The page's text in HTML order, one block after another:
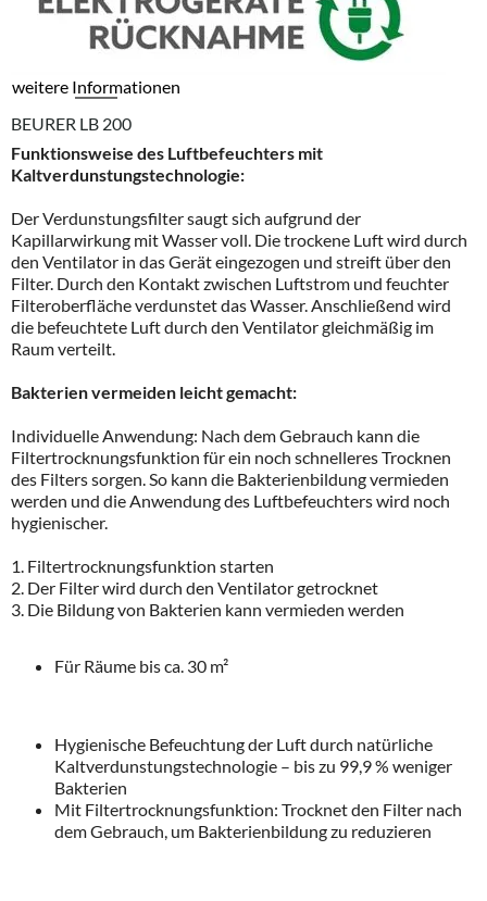
weitere Informationen
BEURER LB 200
Funktionsweise des Luftbefeuchters mit
Kaltverdunstungstechnologie:
Der Verdunstungsfilter saugt sich aufgrund der
Kapillarwirkung mit Wasser voll. Die trockene Luft wird durch
den Ventilator in das Gerät eingezogen und streift über den
Filter. Durch den Kontakt zwischen Luftstrom und feuchter
Filteroberfläche verdunstet das Wasser. Anschließend wird
die befeuchtete Luft durch den Ventilator gleichmäßig im
Raum verteilt.
Bakterien vermeiden leicht gemacht:
Individuelle Anwendung: Nach dem Gebrauch kann die
Filtertrocknungsfunktion für ein noch schnelleres Trocknen
des Filters sorgen. So kann die Bakterienbildung vermieden
werden und die Anwendung des Luftbefeuchters wird noch
hygienischer.
1. Filtertrocknungsfunktion starten
2. Der Filter wird durch den Ventilator getrocknet
3. Die Bildung von Bakterien kann vermieden werden
Für Räume bis ca. 30 m²
Hygienische Befeuchtung der Luft durch natürliche
Kaltverdunstungstechnologie – bis zu 99,9 % weniger
Bakterien
Mit Filtertrocknungsfunktion: Trocknet den Filter nach
dem Gebrauch, um Bakterienbildung zu reduzieren